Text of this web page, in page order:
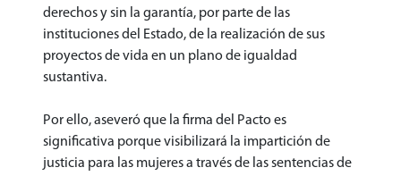
derechos y sin la garantía, por parte de las
instituciones del Estado, de la realización de sus
proyectos de vida en un plano de igualdad
sustantiva.
Por ello, aseveró que la firma del Pacto es
significativa porque visibilizará la impartición de
justicia para las mujeres a través de las sentencias de